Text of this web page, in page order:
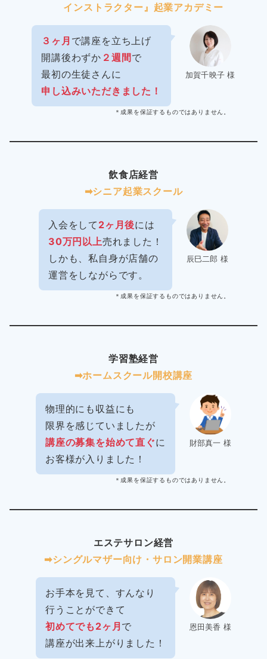
インストラクター』起業アカデミー
加賀千映子 様
３ヶ月 で講座を立ち上げ
開講後わずか ２週間で
最初の生徒さんに
申し込みいただきました！
＊成果を保証するものではありません。
飲食店経営
➡︎シニア起業スクール
辰巳二郎 様
入会をして 2ヶ月後には
30万円以上売れました！
しかも、私自身が店舗の
運営をしながらです。
＊成果を保証するものではありません。
学習塾経営
➡︎ホームスクール開校講座
財部真一 様
物理的にも収益にも
限界を感じていましたが
講座の募集を始めて直ぐに
お客様が入りました！
＊成果を保証するものではありません。
エステサロン経営
➡︎シングルマザー向け・サロン開業講座
恩田美香 様
お手本を見て、すんなり
行うことができて
初めてでも2ヶ月 で
講座が出来上がりました！